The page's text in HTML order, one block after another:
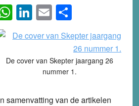
WhatsApp
LinkedIn
EmailShare
De cover van Skepter jaargang 26
nummer 1.
samenvatting van de artikelen